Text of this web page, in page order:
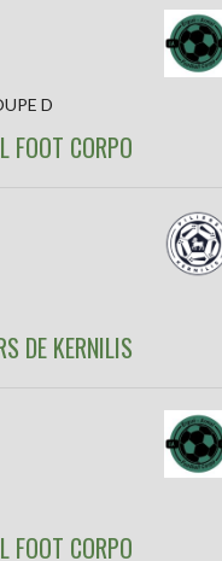
D
FOOT CORPO
DE KERNILIS
FOOT CORPO